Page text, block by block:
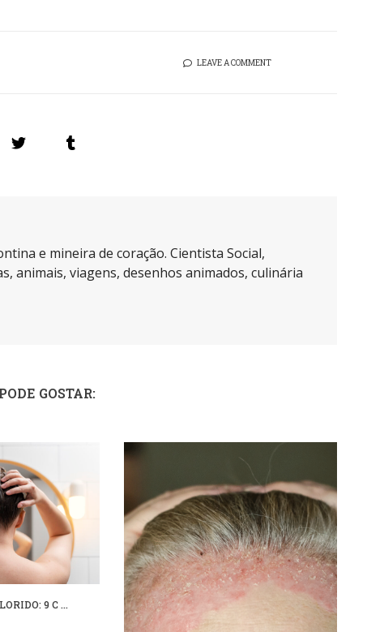
LEAVE A COMMENT
e mineira de coração. Cientista Social,
animais, viagens, desenhos animados, culinária
GOSTAR:
9 C ...